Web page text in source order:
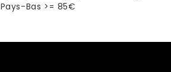
Pays-Bas >= 85€